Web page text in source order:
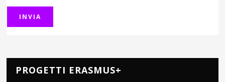
PROGETTI ERASMUS+